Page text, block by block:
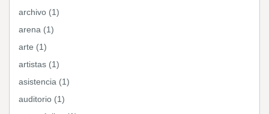
archivo (1)
arena (1)
arte (1)
artistas (1)
asistencia (1)
auditorio (1)